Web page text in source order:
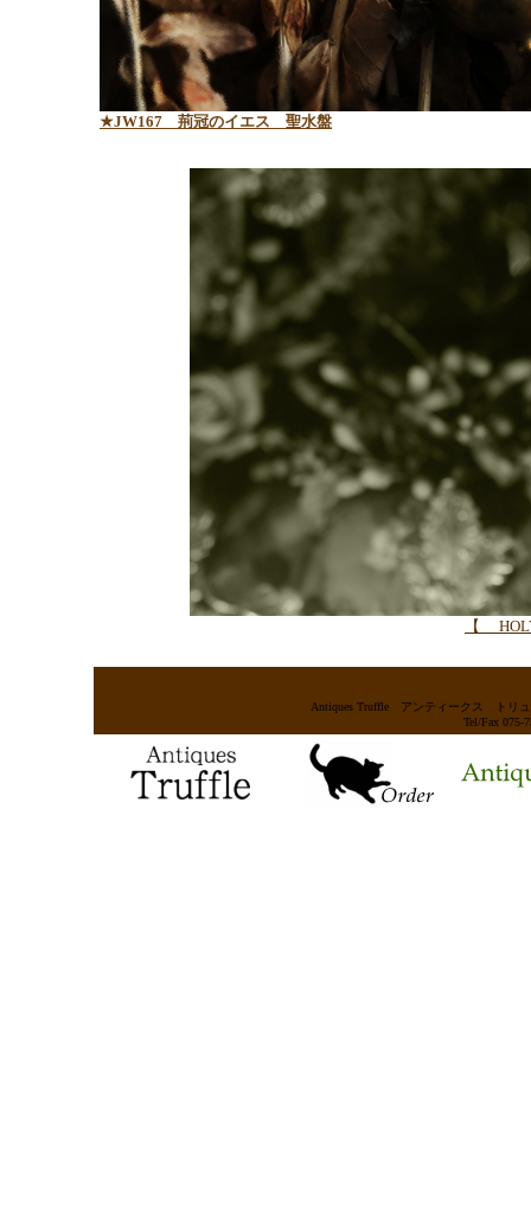
★JW167 荊冠のイエス 聖水盤
【
Antiques Truffle アンティークス ト
Tel/Fax